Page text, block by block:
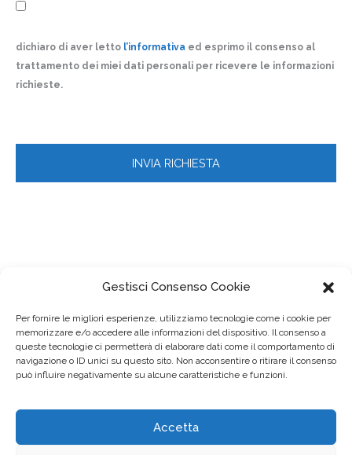
Gestisci Consenso Cookie
Per fornire le migliori esperienze, utilizziamo tecnologie come i cookie per
memorizzare e/o accedere alle informazioni del dispositivo. Il consenso a
queste tecnologie ci permetterà di elaborare dati come il comportamento di
navigazione o ID unici su questo sito. Non acconsentire o ritirare il consenso
può influire negativamente su alcune caratteristiche e funzioni.
Accetta
dichiaro di aver letto l’informativa ed esprimo il consenso al
trattamento dei miei dati personali per ricevere le informazioni
richieste.
© 2023FIMMG Lombardia– Via Teodosio, 33 – 20131 Milano